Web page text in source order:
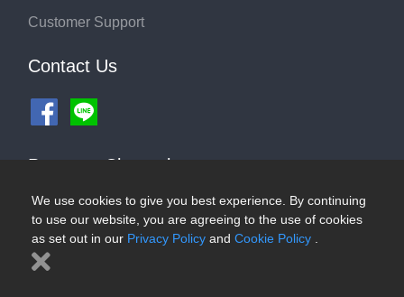
We use cookies to give you best experience. By continuing
to use our website, you are agreeing to the use of cookies
as set out in our Privacy Policy and Cookie Policy
Customer Support
Contact Us
Payment Channel